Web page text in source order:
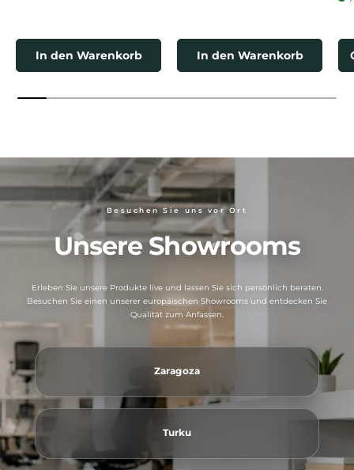
In den Warenkorb In den Warenkorb
Besuchen Sie uns vor Ort
Unsere Showrooms
Erleben Sie unsere Produkte live und lassen Sie sich persönlich beraten.
Besuchen Sie einen unserer europäischen Showrooms und entdecken Sie
Qualität zum Anfassen.
Zaragoza
Turku